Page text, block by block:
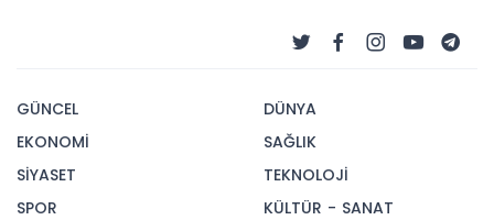
GÜNCEL
EKONOMİ
SİYASET
SPOR
DÜNYA
SAĞLIK
TEKNOLOJİ
KÜLTÜR - SANAT